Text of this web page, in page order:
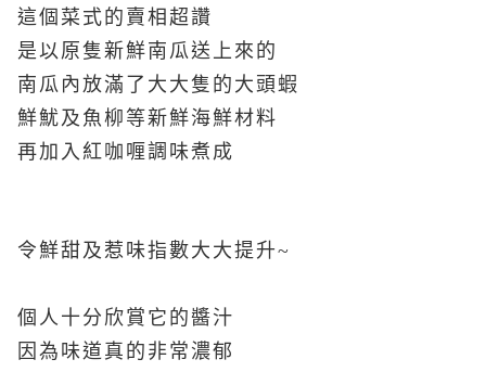
這個菜式的賣相超讚
是以原隻新鮮南瓜送上來的
南瓜內放滿了大大隻的大頭蝦
鮮魷及魚柳等新鮮海鮮材料
再加入紅咖喱調味煮成
令鮮甜及惹味指數大大提升~
個人十分欣賞它的醬汁
因為味道真的非常濃郁